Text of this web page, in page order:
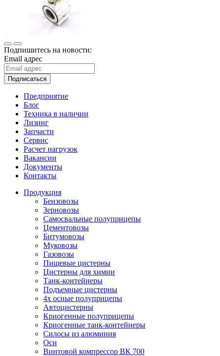
Подпишитесь на новости:
Email адрес
Подписаться
Предприятие
Блог
Техника в наличии
Лизинг
Запчасти
Сервис
Расчет нагрузок
Вакансии
Документы
Контакты
Продукция
Бензовозы
Зерновозы
Самосвальные полуприцепы
Цементовозы
Битумовозы
Муковозы
Газовозы
Пищевые цистерны
Цистерны для химии
Танк-контейнеры
Подъемные цистерны
4х осные полуприцепы
Автоцистерны
Криогенные полуприцепы
Криогенные танк-контейнеры
Силосы из алюминия
Оси
Винтовой компрессор ВК 700